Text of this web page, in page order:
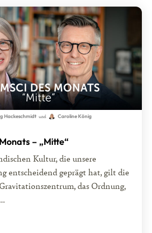
Hackeschmidt und
Caroline König
– „Mitte“
Kultur, die unsere
entscheidend geprägt hat, gilt die
das Ordnung,